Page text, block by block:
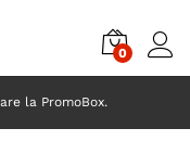
0
la PromoBox.